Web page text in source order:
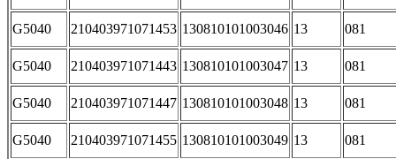
G5040 210403971071453 130810101003046 13 081
G5040 210403971071443 130810101003047 13 081
G5040 210403971071447 130810101003048 13 081
G5040 210403971071455 130810101003049 13 081